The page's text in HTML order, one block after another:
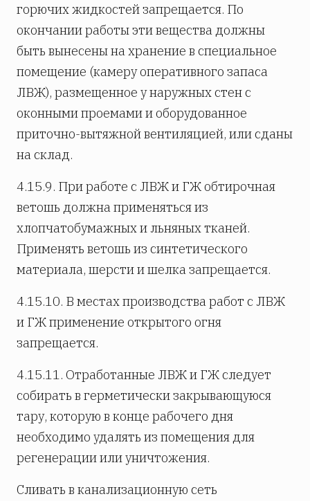
горючих жидкостей запрещается. По
окончании работы эти вещества должны
быть вынесены на хранение в специальное
помещение (камеру оперативного запаса
ЛВЖ), размещенное у наружных стен с
оконными проемами и оборудованное
приточно-вытяжной вентиляцией, или сданы
на склад.
4.15.9. При работе с ЛВЖ и ГЖ обтирочная
ветошь должна применяться из
хлопчатобумажных и льняных тканей.
Применять ветошь из синтетического
материала, шерсти и шелка запрещается.
4.15.10. В местах производства работ с ЛВЖ
и ГЖ применение открытого огня
запрещается.
4.15.11. Отработанные ЛВЖ и ГЖ следует
собирать в герметически закрывающуюся
тару, которую в конце рабочего дня
необходимо удалять из помещения для
регенерации или уничтожения.
Сливать в канализационную сеть